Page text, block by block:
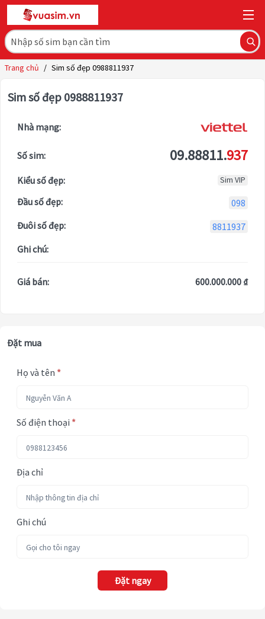
Trang chủ / Sim số đẹp 0988811937
Sim số đẹp 0988811937
Nhà mạng:
Số sim: 09.88811.937
Kiểu số đẹp: Sim VIP
Đầu số đẹp:
098
Đuôi số đẹp:
8811937
Ghi chú:
Giá bán: 600.000.000 ₫
Đặt mua
Họ và tên *
Số điện thoại *
Địa chỉ
Ghi chú
Đặt ngay